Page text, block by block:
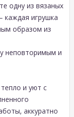
одну из вязаных
каждая игрушка
образом из
неповторимым и
и уют с
аккуратно